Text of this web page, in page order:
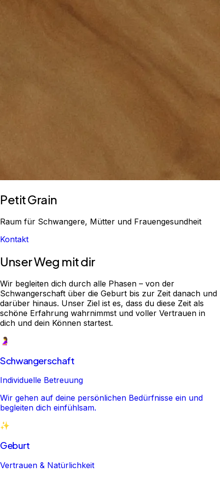
Petit Grain
Raum für Schwangere, Mütter und Frauengesundheit
Kontakt
Unser Weg mit dir
Wir begleiten dich durch alle Phasen – von der
Schwangerschaft über die Geburt bis zur Zeit danach und
darüber hinaus. Unser Ziel ist es, dass du diese Zeit als
schöne Erfahrung wahrnimmst und voller Vertrauen in
dich und dein Können startest.
🤰
Schwangerschaft
Individuelle Betreuung
Wir gehen auf deine persönlichen Bedürfnisse ein und
begleiten dich einfühlsam.
✨
Geburt
Vertrauen & Natürlichkeit